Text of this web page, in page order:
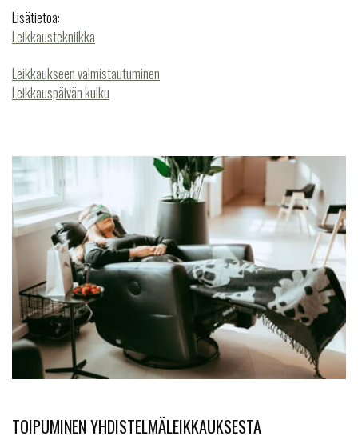
Lisätietoa:
Leikkaustekniikka
Leikkaukseen valmistautuminen
Leikkauspäivän kulku
TOIPUMINEN YHDISTELMÄLEIKKAUKSESTA